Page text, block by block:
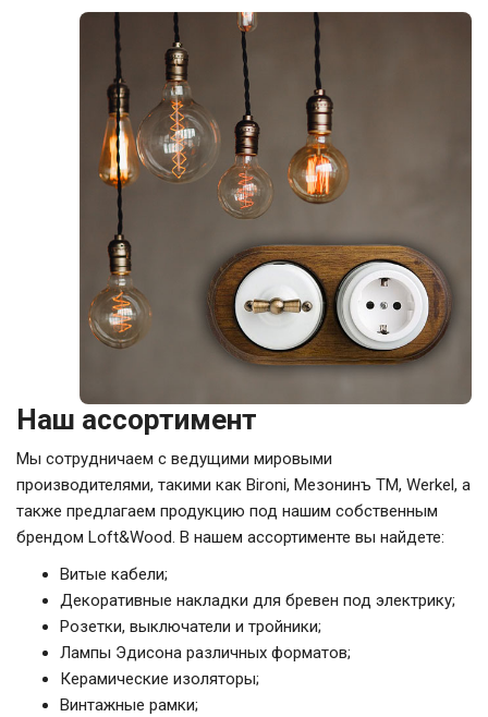
Наш ассортимент
Мы сотрудничаем с ведущими мировыми
производителями, такими как Bironi, Мезонинъ ТМ, Werkel, а
также предлагаем продукцию под нашим собственным
брендом Loft&Wood. В нашем ассортименте вы найдете:
Витые кабели;
Декоративные накладки для бревен под электрику;
Розетки, выключатели и тройники;
Лампы Эдисона различных форматов;
Керамические изоляторы;
Винтажные рамки;